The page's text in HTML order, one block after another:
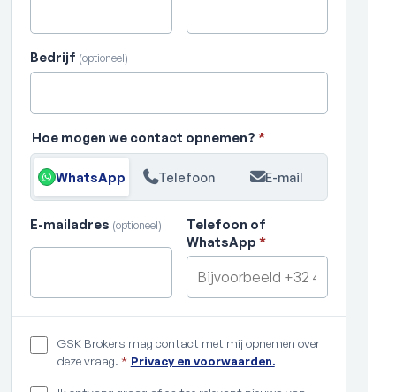
Bedrijf (optioneel)
Hoe mogen we contact opnemen?*
WhatsApp Telefoon E-mail
E-mailadres (optioneel)
Telefoon of
WhatsApp *
GSK Brokers mag contact met mij opnemen over
deze vraag. * Privacy en voorwaarden.